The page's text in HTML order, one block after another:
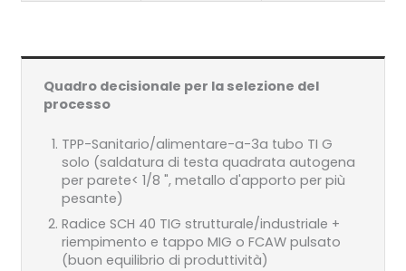
Quadro decisionale per la selezione del
processo
TPP-Sanitario/alimentare-a-3a tubo TI G
solo (saldatura di testa quadrata autogena
per parete< 1/8 ", metallo d'apporto per più
pesante)
Radice SCH 40 TIG strutturale/industriale +
riempimento e tappo MIG o FCAW pulsato
(buon equilibrio di produttività)